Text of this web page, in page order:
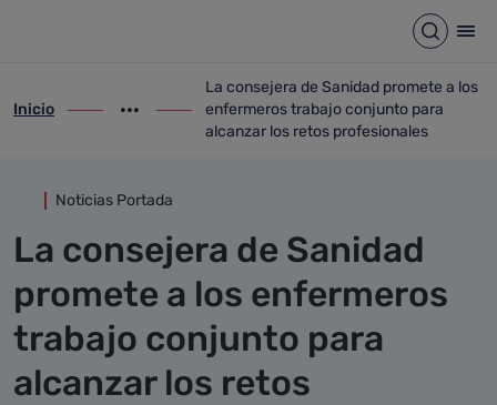
Abrir
ir-a inicio
Inicio
Mostrar opciones del camino de migas
ir-a La consejera de Sanidad promete
La consejera de Sanidad promete a los
enfermeros trabajo conjunto para
alcanzar los retos profesionales
Noticias Portada
La consejera de Sanidad
promete a los enfermeros
trabajo conjunto para
alcanzar los retos